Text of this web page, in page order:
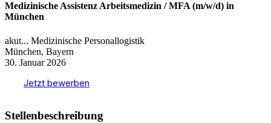
Medizinische Assistenz Arbeitsmedizin / MFA (m/w/d) in
München
akut... Medizinische Personallogistik
München, Bayern
30. Januar 2026
Jetzt bewerben
Stellenbeschreibung